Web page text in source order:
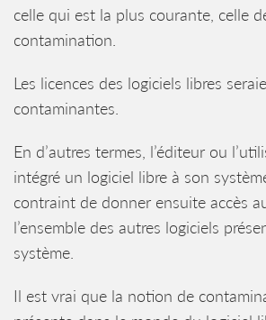
celle qui est la plus courante, celle
contamination.
Les licences des logiciels libres
contaminantes.
En d’autres termes, l’éditeur ou
intégré un logiciel libre à son
contraint de donner ensuite accès
l’ensemble des autres logiciels
système.
Il est vrai que la notion de